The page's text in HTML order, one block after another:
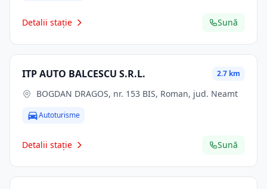
Detalii stație Sună
ITP AUTO BALCESCU S.R.L. 2.7 km
BOGDAN DRAGOS, nr. 153 BIS, Roman, jud. Neamt
Autoturisme
Detalii stație Sună